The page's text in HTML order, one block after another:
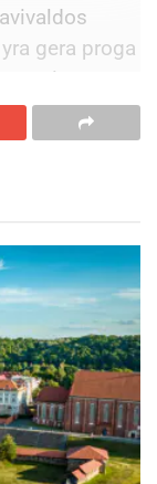
gera proga
kuriais
VšĮ
Lietuvos
ir